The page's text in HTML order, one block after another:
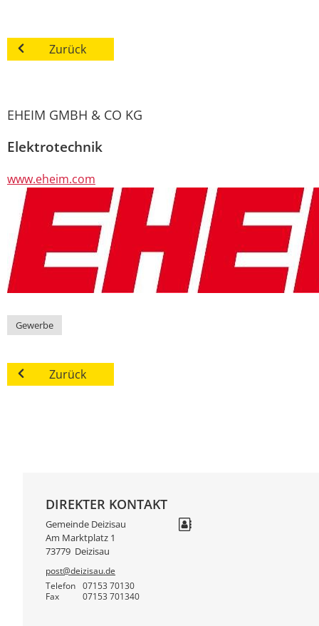
Zurück
EHEIM GMBH & CO KG
Elektrotechnik
www.eheim.com
Gewerbe
Zurück
DIREKTER KONTAKT
Gemeinde Deizisau
Am Marktplatz 1
73779 Deizisau
post@deizisau.de
Telefon
07153 70130
Fax 07153 701340